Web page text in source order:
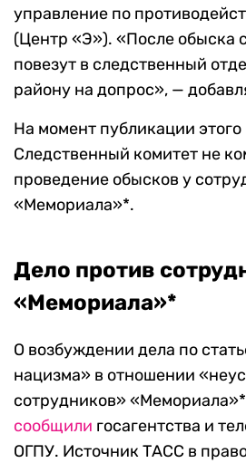
управление по
(Центр «Э»). «После обыска
повезут в следственный
району на допрос», —
На момент публикации
Следственный комитет не
проведение обысков у
«Мемориала»*.
Дело против
«Мемориала»*
О возбуждении дела по
нацизма» в отношении
сотрудников»
сообщили госагентства и
ОГПУ. Источник ТАСС в